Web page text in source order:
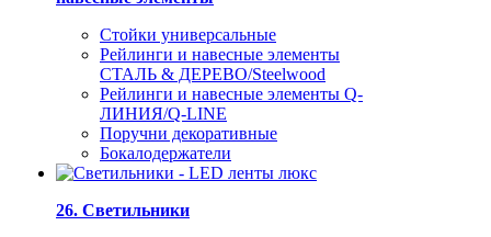
Стойки универсальные
Рейлинги и навесные элементы
СТАЛЬ & ДЕРЕВО/Steelwood
Рейлинги и навесные элементы Q-
ЛИНИЯ/Q-LINE
Поручни декоративные
Бокалодержатели
26. Светильники